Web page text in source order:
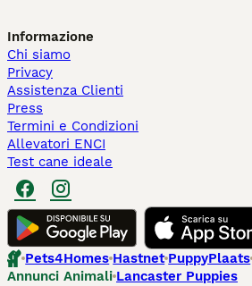
Informazione
Chi siamo
Privacy
Assistenza Clienti
Press
Termini e Condizioni
Allevatori ENCI
Test cane ideale
Pets4Homes Hastnet PuppyPlaats
Annunci Animali Lancaster Puppies